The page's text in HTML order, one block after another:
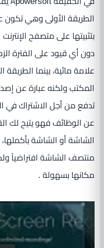
الطريقة الأولى وهي تكون
بتثبيتها على متصفح
دون أي قيود على الفترة
علامة مائية، بينما
المكتب ولكنه عبارة عن
تدفع من أجل الاشتراك في
عن الوظائف فهو يتيح لك
الشاشة أو الشاشة
منتصف الشاشة افتراضياً
مكانها بسهولة .